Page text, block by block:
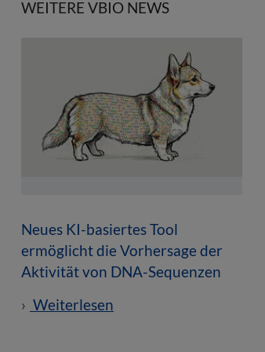
WEITERE VBIO NEWS
Neues KI-basiertes Tool
ermöglicht die Vorhersage der
Aktivität von DNA-Sequenzen
Weiterlesen